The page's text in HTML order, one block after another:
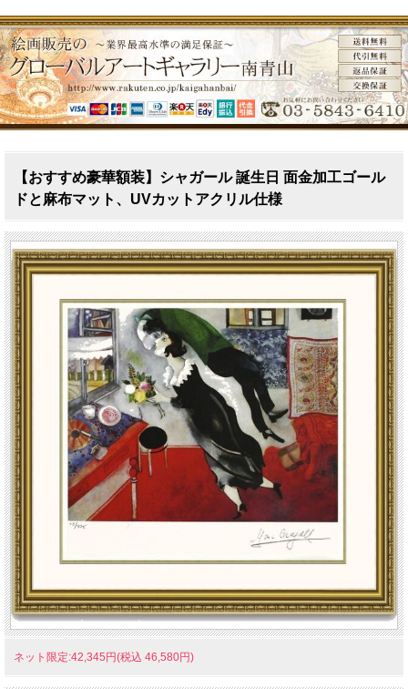
【おすすめ豪華額装】シャガール 誕生日 面金加工ゴール
ドと麻布マット、UVカットアクリル仕様
ネット限定:42,345円(税込 46,580円)